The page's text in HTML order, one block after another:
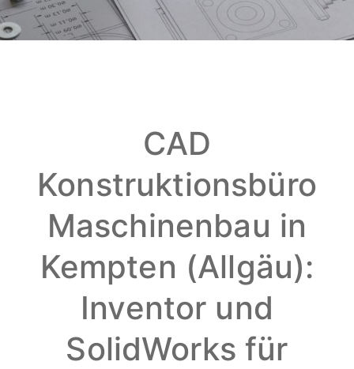
CAD
Konstruktionsbüro
Maschinenbau in
Kempten (Allgäu):
Inventor und
SolidWorks für